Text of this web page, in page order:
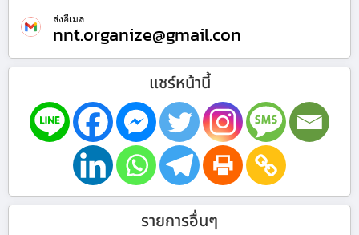
ส่งอีเมล
nnt.organize@gmail.con
แชร์หน้านี้
รายการอื่นๆ